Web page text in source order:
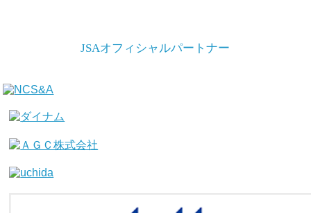
JSAオフィシャルパートナー